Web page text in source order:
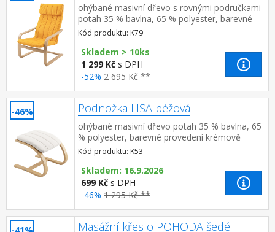
ohýbané masivní dřevo s rovnými područkami
potah 35 % bavlna, 65 % polyester, barevné
provedení oranžová
Kód produktu: K79
Skladem > 10ks
1 299 Kč s DPH
-52% 2 695 Kč **
-46% Podnožka LISA béžová
ohýbané masivní dřevo potah 35 % bavlna, 65
% polyester, barevné provedení krémově
bílá doplněk ke křeslu LISA K50
Kód produktu: K53
Skladem: 16.9.2026
699 Kč s DPH
-46% 1 295 Kč **
Masážní křeslo POHODA šedé